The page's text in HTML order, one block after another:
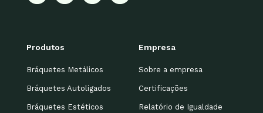
Produtos
Bráquetes Metálicos
Bráquetes Autoligados
Bráquetes Estéticos
Empresa
Sobre a empresa
Certificações
Relatório de Igualdade